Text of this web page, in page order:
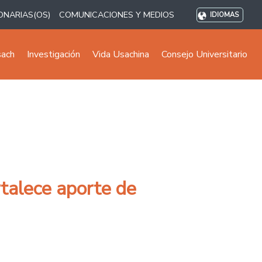
COMUNICACIONES Y MEDIOS IDIOMAS
Investigación Vida Usachina Consejo Universitario
aporte de